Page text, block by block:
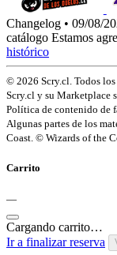
Changelog • 09/08/
catálogo Estamos
histórico
© 2026 Scry.cl. Todos los
Scry.cl y su Marketplace
Política de contenido de
Algunas partes de los
Coast. © Wizards of the
Carrito
—
Cargando carrito…
Ir a finalizar reserva